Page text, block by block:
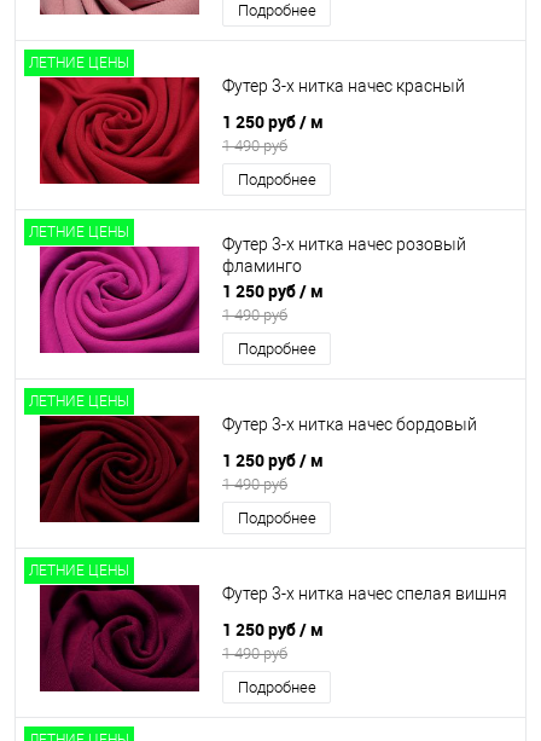
Подробнее
ЛЕТНИЕ ЦЕНЫ
Футер 3-х нитка начес красный
1 250 руб/ м
1 490 руб
Подробнее
ЛЕТНИЕ ЦЕНЫ
Футер 3-х нитка начес розовый
фламинго
1 250 руб/ м
1 490 руб
Подробнее
ЛЕТНИЕ ЦЕНЫ
Футер 3-х нитка начес бордовый
1 250 руб/ м
1 490 руб
Подробнее
ЛЕТНИЕ ЦЕНЫ
Футер 3-х нитка начес спелая вишня
1 250 руб/ м
1 490 руб
Подробнее